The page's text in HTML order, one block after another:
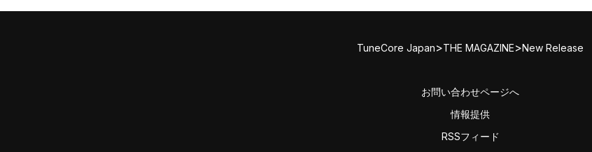
TuneCore Japan>THE MAGAZINE>New Release
お問い合わせページへ
情報提供
RSSフィード